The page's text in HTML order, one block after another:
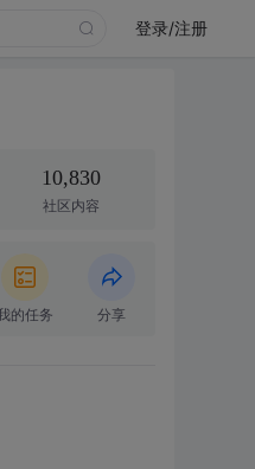
登录/注册
10,830
社区内容
的任务 分享